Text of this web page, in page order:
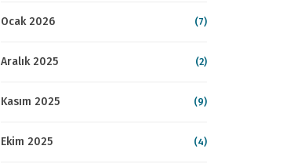
Ocak 2026 (7)
Aralık 2025 (2)
Kasım 2025 (9)
Ekim 2025 (4)